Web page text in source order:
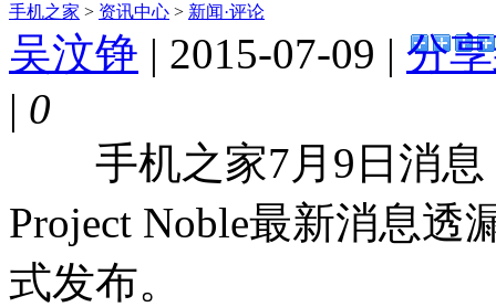
手机之家 > 资讯中心 > 新闻·评论
吴汶铮 | 2015-07-09 | 分
| 0
手机之家7月9日消息
Project Noble最新消息透
式发布。